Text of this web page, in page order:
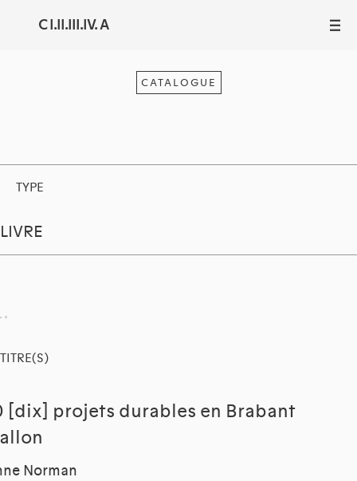
C I.II.III.IV. A III
CATALOGUE
TYPE
LIVRE
TITRE(S)
[dix] projets durables en Brabant
Norman